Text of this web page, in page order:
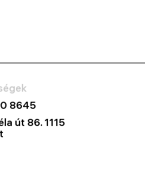
8645
út 86. 1115